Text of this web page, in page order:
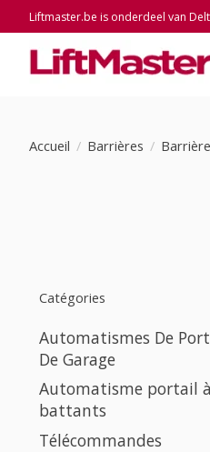
Liftmaster.be is onderdeel van
Accueil / Barrières /
Catégories
Automatismes De
De Garage
Automatisme portail à
battants
Télécommandes